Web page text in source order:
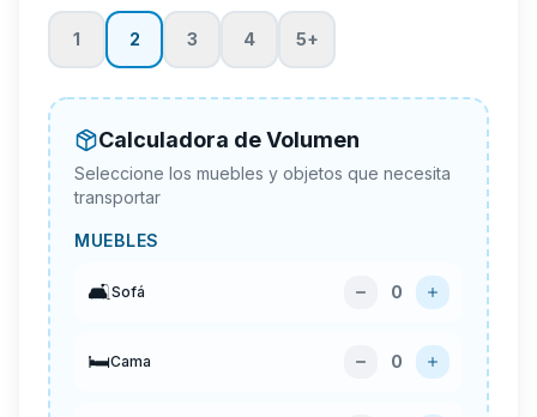
1 2 3 4 5+
Calculadora de Volumen
Seleccione los muebles y objetos que necesita
transportar
MUEBLES
🛋️Sofá 0
🛏️Cama 0